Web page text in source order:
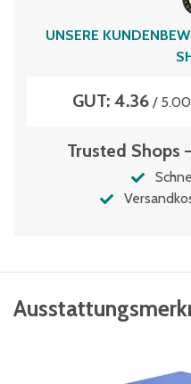
121 Liter
UNSERE
GUT: 4.36/ 5.00
Trusted Shops